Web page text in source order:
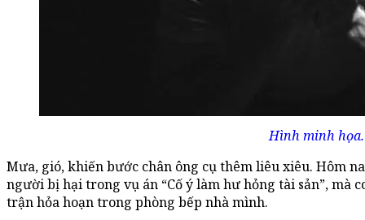
Hình minh họa.
Mưa, gió, khiến bước chân ông cụ thêm liêu xiêu. Hôm
người bị hại trong vụ án “Cố ý làm hư hỏng tài sản”, mà
trận hỏa hoạn trong phòng bếp nhà mình.